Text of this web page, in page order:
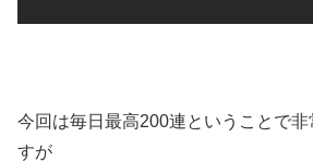
今回は毎日最高200連ということで
すが